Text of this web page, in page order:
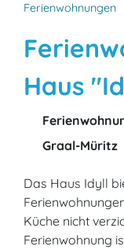
Ferienwohnungen
Haus
Graal-Müritz
Das Haus Idyll
Küche nicht
Ferienwohnung